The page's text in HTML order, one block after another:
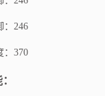
246
370